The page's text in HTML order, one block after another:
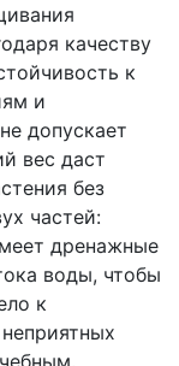
качеству
к
и
допускает
вес даст
без
частей:
дренажные
воды, чтобы
к